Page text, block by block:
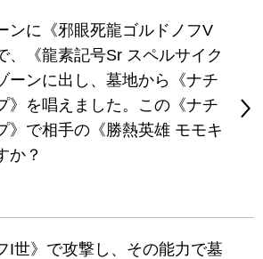
ンに《邪眼死龍ゴルドノフV
、《龍素記号Sr スペルサイク
ーンに出し、墓地から《ナチ
》を唱えました。この《ナチ
》で相手の《勝熱英雄 モモキ
か？
I世》で攻撃し、その能力で墓